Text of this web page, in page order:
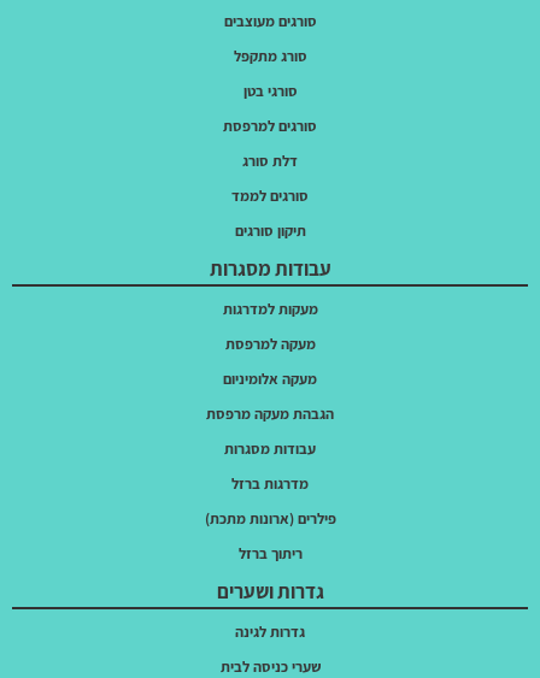
סורגים מעוצבים
סורג מתקפל
סורגי בטן
סורגים למרפסת
דלת סורג
סורגים לממד
תיקון סורגים
עבודות מסגרות
מעקות למדרגות
מעקה למרפסת
מעקה אלומיניום
הגבהת מעקה מרפסת
עבודות מסגרות
מדרגות ברזל
פילרים (ארונות מתכת)
ריתוך ברזל
גדרות ושערים
גדרות לגינה
שערי כניסה לבית